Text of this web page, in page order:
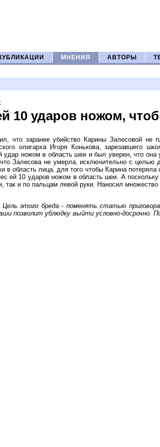
МНЕНИЯ АВТОРЫ
:
10 ударов ножом,
что заранее убийство Карины Залесовой не
олигарха Игоря Конькова, зарезавшего
ножом в область шеи и был уверен, что она
Залесова не умерла, исключительно с целью
в область лица, для того чтобы Карина
ей 10 ударов ножом в область шеи. А
так и по пальцам левой руки. Наносил
этого бреда - поменять статью
позволит ублюдку выйти условно-